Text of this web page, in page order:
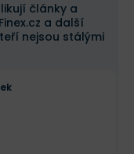
články a
a další
nejsou stálými